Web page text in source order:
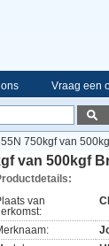
Vraag een
750kgf van
van 500kgf
van